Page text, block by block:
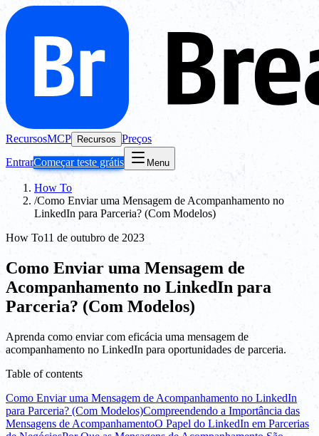
RecursosMCP Recursos Preços
EntrarComeçar teste grátis Menu
How To
/Como Enviar uma Mensagem de Acompanhamento no
LinkedIn para Parceria? (Com Modelos)
How To11 de outubro de 2023
Como Enviar uma Mensagem de
Acompanhamento no LinkedIn para
Parceria? (Com Modelos)
Aprenda como enviar com eficácia uma mensagem de
acompanhamento no LinkedIn para oportunidades de parceria.
Table of contents
Como Enviar uma Mensagem de Acompanhamento no LinkedIn
para Parceria? (Com Modelos)Compreendendo a Importância das
Mensagens de AcompanhamentoO Papel do LinkedIn em Parcerias